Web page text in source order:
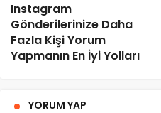
Instagram
Gönderilerinize Daha
Fazla Kişi Yorum
Yapmanın En İyi Yolları
YORUM YAP